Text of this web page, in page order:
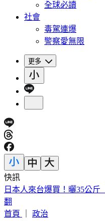
全球必讀
社會
毒駕連爆
警察愛無限
更多
快訊
《活動消息》2026花蓮FUN
首頁